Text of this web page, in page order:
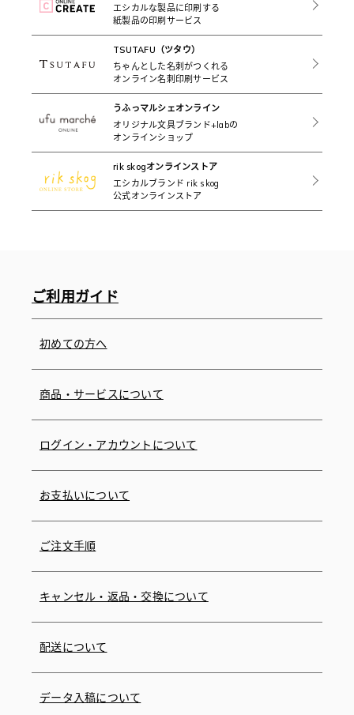
エシカルな製品に印刷する
紙製品の印刷サービス
TSUTAFU（ツタウ）
ちゃんとした名刺がつくれる
オンライン名刺印刷サービス
うふっマルシェオンライン
オリジナル文具ブランド+labの
オンラインショップ
rik skogオンラインストア
エシカルブランド rik skog
公式オンラインストア
ご利用ガイド
初めての方へ
商品・サービスについて
ログイン・アカウントについて
お支払いについて
ご注文手順
キャンセル・返品・交換について
配送について
データ入稿について